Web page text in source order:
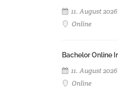
11. August 2026
Online
Bachelor Online
11. August 2026
Online